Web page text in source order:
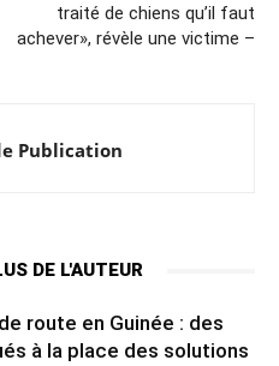
traité de chiens qu’il faut
achever», révèle une victime –
Publication
DE L'AUTEUR
route en Guinée : des
à la place des solutions